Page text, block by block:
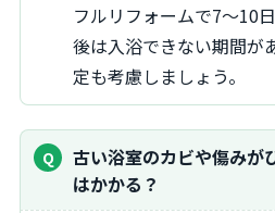
フルリフォームで7～10
後は入浴できない期間が
定も考慮しましょう。
古い浴室のカビや傷みがひどい場合、追加費用
はかかる？